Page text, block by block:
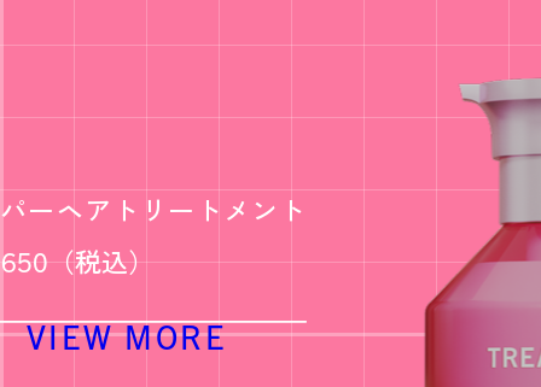
ーヘアトリートメント
（税込）
VIEW MORE